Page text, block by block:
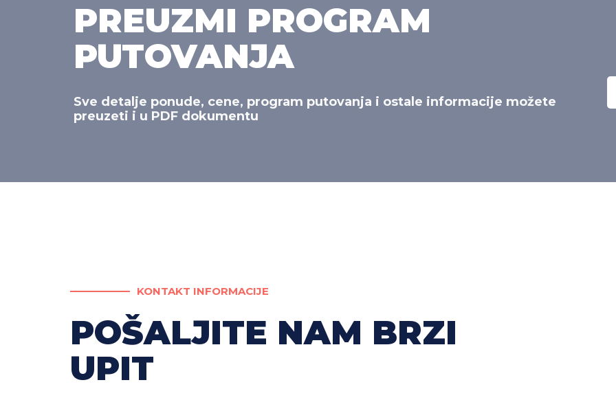
PREUZMI PROGRAM
PUTOVANJA
Sve detalje ponude, cene, program putovanja i ostale informacije možete
preuzeti i u PDF dokumentu
KONTAKT INFORMACIJE
POŠALJITE NAM BRZI
UPIT